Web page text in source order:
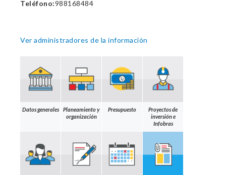
Teléfono:988168484
Ver administradores de la información
Datos generales
Planeamiento y
organización
Presupuesto
Proyectos de
inversión e
Infobras